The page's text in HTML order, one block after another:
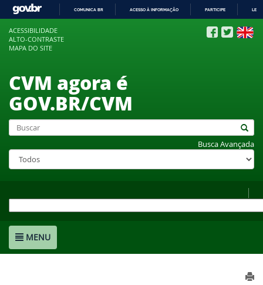
COMUNICA BR ACESSO À INFORMAÇÃO PARTICIPE
ACESSIBILIDADE
ALTO-CONTRASTE
MAPA DO SITE
CVM agora é
GOV.BR/CVM
Busca Avançada
MENU